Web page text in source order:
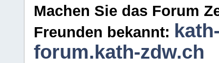
Machen Sie das Forum
Freunden bekannt:
forum.kath-zdw.ch